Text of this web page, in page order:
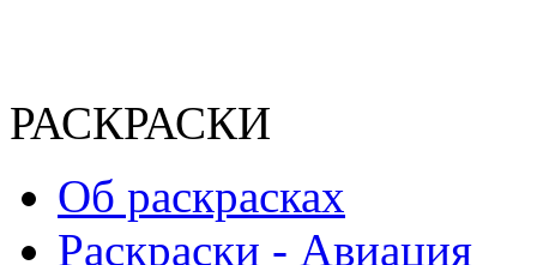
РАСКРАСКИ
Об раскрасках
Раскраски - Авиация